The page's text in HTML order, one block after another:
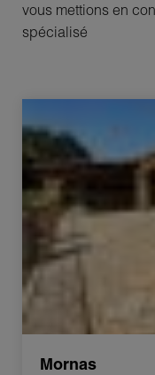
vous mettions en
spécialisé
Vente Maison
Mornas